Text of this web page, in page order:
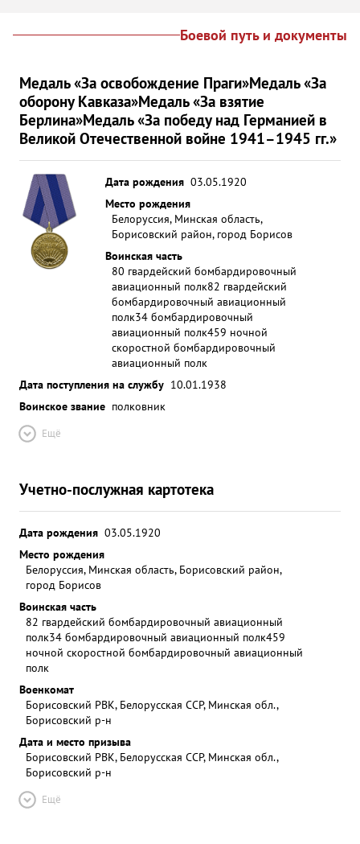
Боевой путь и документы
Медаль «За освобождение Праги»Медаль «За
оборону Кавказа»Медаль «За взятие
Берлина»Медаль «За победу над Германией в
Великой Отечественной войне 1941–1945 гг.»
Дата рождения 03.05.1920
Место рождения
Белоруссия, Минская область,
Борисовский район, город Борисов
Воинская часть
80 гвардейский бомбардировочный
авиационный полк82 гвардейский
бомбардировочный авиационный
полк34 бомбардировочный
авиационный полк459 ночной
скоростной бомбардировочный
авиационный полк
Дата поступления на службу 10.01.1938
Воинское звание полковник
Ещё
Учетно-послужная картотека
Дата рождения 03.05.1920
Место рождения
Белоруссия, Минская область, Борисовский район,
город Борисов
Воинская часть
82 гвардейский бомбардировочный авиационный
полк34 бомбардировочный авиационный полк459
ночной скоростной бомбардировочный авиационный
полк
Военкомат
Борисовский РВК, Белорусская ССР, Минская обл.,
Борисовский р-н
Дата и место призыва
Борисовский РВК, Белорусская ССР, Минская обл.,
Борисовский р-н
Ещё